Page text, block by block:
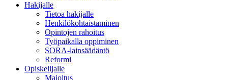
Hakijalle
Tietoa hakijalle
Henkilökohtaistaminen
Opintojen rahoitus
Työpaikalla oppiminen
SORA-lainsäädäntö
Reformi
Opiskelijalle
Majoitus